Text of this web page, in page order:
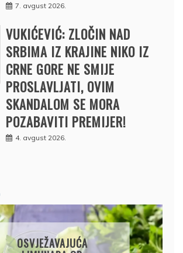
7. avgust 2026.
VUKIĆEVIĆ: ZLOČIN NAD
SRBIMA IZ KRAJINE NIKO IZ
CRNE GORE NE SMIJE
PROSLAVLJATI, OVIM
SKANDALOM SE MORA
POZABAVITI PREMIJER!
4. avgust 2026.
KROMPIRUŠA IZLIVAČA: